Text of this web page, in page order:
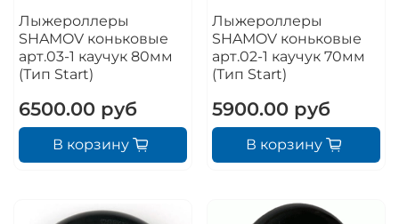
Лыжероллеры
SHAMOV коньковые
арт.03-1 каучук 80мм
(Тип Start)
6500.00 руб
В корзину
Лыжероллеры
SHAMOV коньковые
арт.02-1 каучук 70мм
(Тип Start)
5900.00 руб
В корзину